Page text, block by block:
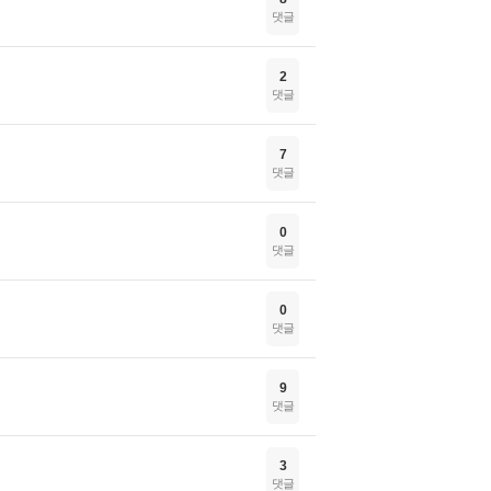
댓글
2
댓글
7
댓글
0
댓글
0
댓글
9
댓글
3
댓글